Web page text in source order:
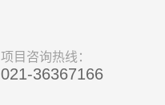
项目咨询热线：
021-36367166